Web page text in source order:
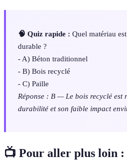
🧠 Quiz rapide : Quel matériau
durable ?
- A) Béton traditionnel
- B) Bois recyclé
- C) Paille
Réponse : B — Le bois recyclé est
durabilité et son faible impact
📺 Pour aller plus loin :